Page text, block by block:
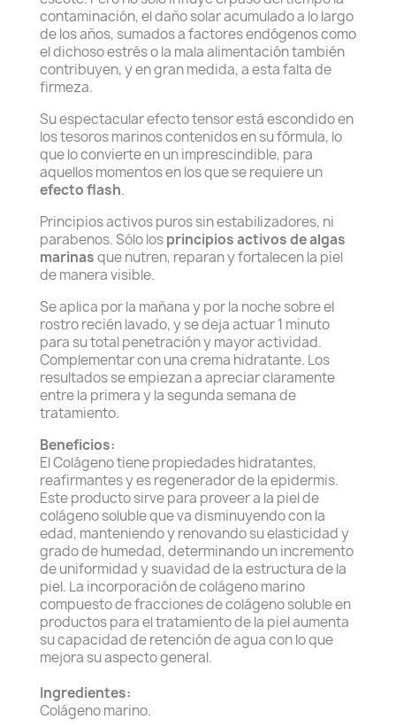
contaminación, el daño solar acumulado a lo largo
de los años, sumados a factores endógenos como
el dichoso estrés o la mala alimentación también
contribuyen, y en gran medida, a esta falta de
firmeza.
Su espectacular efecto tensor está escondido en
los tesoros marinos contenidos en su fórmula, lo
que lo convierte en un imprescindible, para
aquellos momentos en los que se requiere un
efecto flash.
Principios activos puros sin estabilizadores, ni
parabenos. Sólo losprincipios activos de algas
marinasque nutren, reparan y fortalecen la piel
de manera visible.
Se aplica por la mañana y por la noche sobre el
rostro recién lavado, y se deja actuar 1 minuto
para su total penetración y mayor actividad.
Complementar con una crema hidratante. Los
resultados se empiezan a apreciar claramente
entre la primera y la segunda semana de
tratamiento.
Beneficios:
El Colágeno tiene propiedades hidratantes,
reafirmantes y es regenerador de la epidermis.
Este producto sirve para proveer a la piel de
colágeno soluble que va disminuyendo con la
edad, manteniendo y renovando su elasticidad y
grado de humedad, determinando un incremento
de uniformidad y suavidad de la estructura de la
piel. La incorporación de colágeno marino
compuesto de fracciones de colágeno soluble en
productos para el tratamiento de la piel aumenta
su capacidad de retención de agua con lo que
mejora su aspecto general.
Ingredientes:
Colágeno marino.